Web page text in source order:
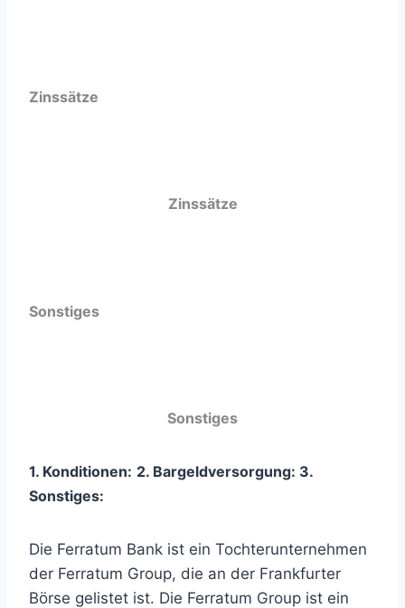
Zinssätze
Zinssätze
Sonstiges
Sonstiges
1. Konditionen: 2. Bargeldversorgung: 3.
Sonstiges:
Die Ferratum Bank ist ein Tochterunternehmen
der Ferratum Group, die an der Frankfurter
Börse gelistet ist. Die Ferratum Group ist ein